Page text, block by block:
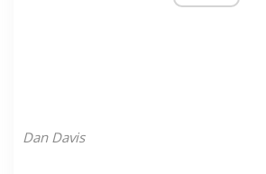
Dan Davis